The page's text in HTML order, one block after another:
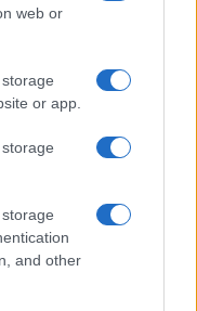
web or
or app.
and other
auto elettrificate